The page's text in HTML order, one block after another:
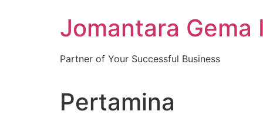
Jomantara Gema
Partner of Your Successful Business
Pertamina